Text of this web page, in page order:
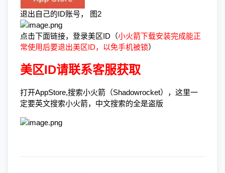
退出自己的ID账号， 图2
点击下面链接，登录美区ID（小火箭下载安装完成能正
常使用后要退出美区ID，以免手机被锁）
美区ID请联系客服获取
打开AppStore,搜索小火箭（Shadowrocket），这里一
定要英文搜索小火箭，中文搜索的全是盗版